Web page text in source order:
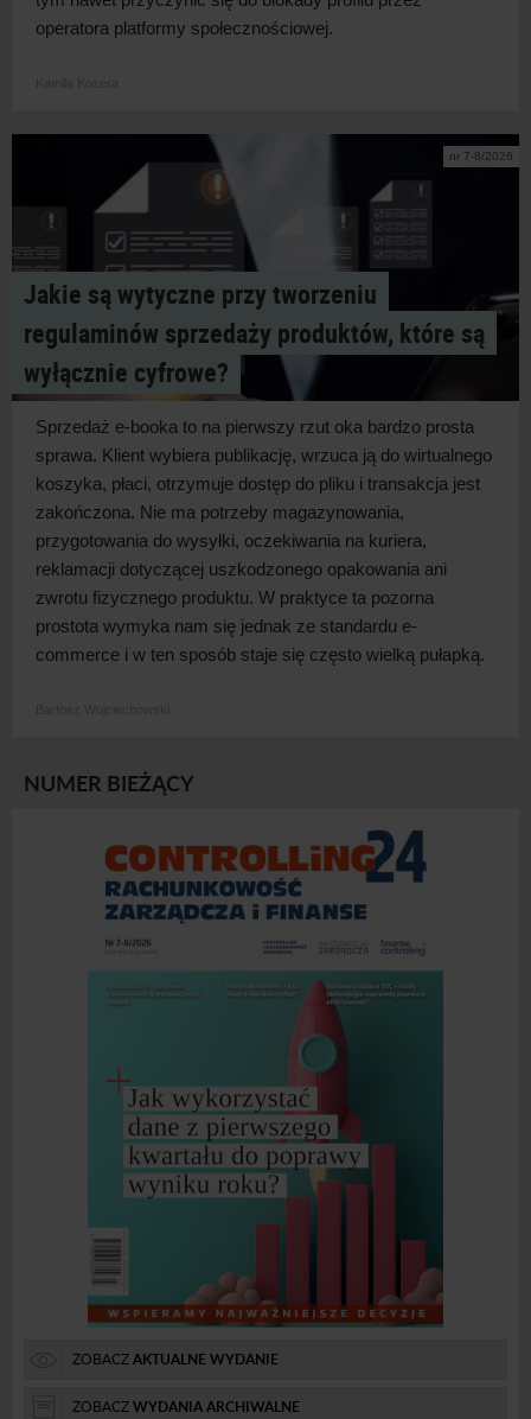
operatora platformy społecznościowej.
nr 7-8/2026
Jakie są wytyczne przy tworzeniu
regulaminów sprzedaży produktów, które są
wyłącznie cyfrowe?
Sprzedaż e-booka to na pierwszy rzut oka bardzo prosta
sprawa. Klient wybiera publikację, wrzuca ją do wirtualnego
koszyka, płaci, otrzymuje dostęp do pliku i transakcja jest
zakończona. Nie ma potrzeby magazynowania,
przygotowania do wysyłki, oczekiwania na kuriera,
reklamacji dotyczącej uszkodzonego opakowania ani
zwrotu fizycznego produktu. W praktyce ta pozorna
prostota wymyka nam się jednak ze standardu e-
commerce i w ten sposób staje się często wielką pułapką.
NUMER BIEŻĄCY
ZOBACZAKTUALNE WYDANIE
ZOBACZWYDANIA ARCHIWALNE